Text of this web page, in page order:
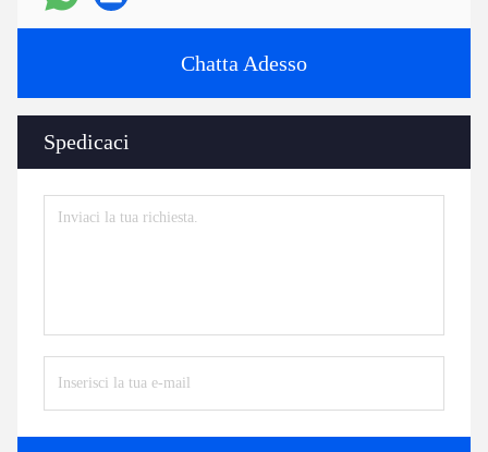
Chatta Adesso
Spedicaci